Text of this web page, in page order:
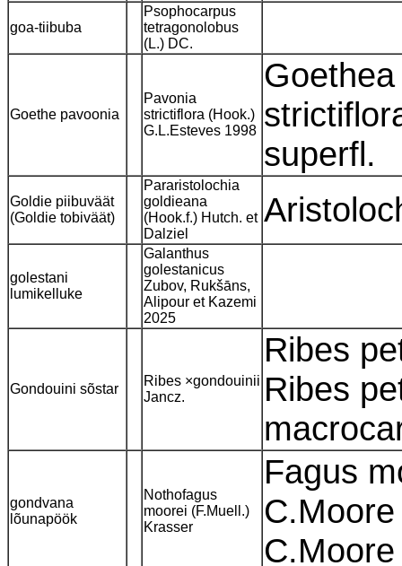
goa-tiibuba
Psophocarpus
tetragonolobus
(L.) DC.
Goethe pavoonia
Pavonia
strictiflora (Hook.)
G.L.Esteves 1998
superfl.
Goldie piibuväät
(Goldie tobiväät)
Pararistolochia
goldieana
(Hook.f.) Hutch. et
Dalziel
golestani
lumikelluke
Galanthus
golestanicus
Zubov, Rukšāns,
Alipour et Kazemi
2025
Gondouini sõstar
Ribes ×gondouinii
Jancz.
Ribes
Ribes
gondvana
lõunapöök
Nothofagus
moorei (F.Muell.)
Krasser
Fagus